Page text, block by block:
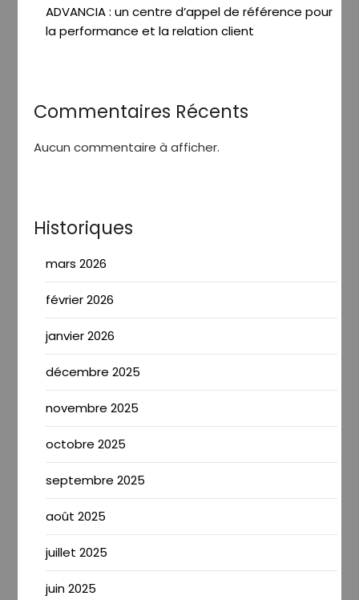
ADVANCIA : un centre d’appel de référence pour
la performance et la relation client
Commentaires Récents
Aucun commentaire à afficher.
Historiques
mars 2026
février 2026
janvier 2026
décembre 2025
novembre 2025
octobre 2025
septembre 2025
août 2025
juillet 2025
juin 2025